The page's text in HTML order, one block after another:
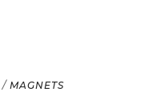
/MAGNETS